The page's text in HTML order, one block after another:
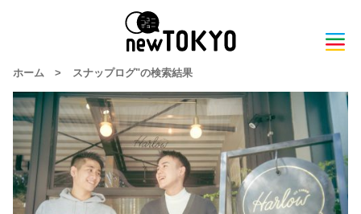
ホーム > スナップログ"の検索結果